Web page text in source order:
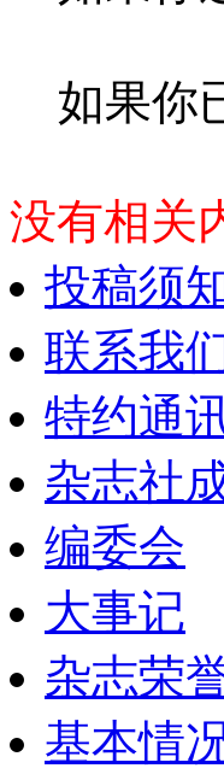
如果你
没有相关
投稿须
联系我
特约通
杂志社
编委会
大事记
杂志荣
基本情